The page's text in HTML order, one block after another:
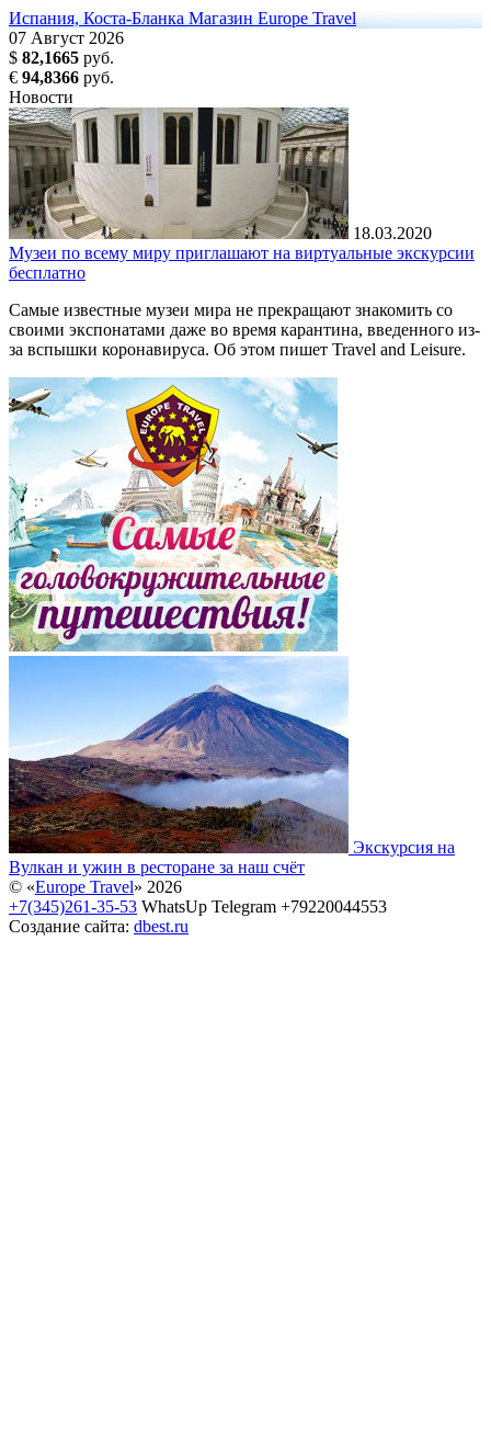
Испания, Коста-Бланка Магазин Europe Travel
07 Август 2026
$ 82,1665 руб.
€ 94,8366 руб.
Новости
18.03.2020
Музеи по всему миру приглашают на виртуальные экскурсии
бесплатно
Самые известные музеи мира не прекращают знакомить со
своими экспонатами даже во время карантина, введенного из-
за вспышки коронавируса. Об этом пишет Travel and Leisure.
Экскурсия на
Вулкан и ужин в ресторане за наш счёт
© «Europe Travel» 2026
+7(345)261-35-53 WhatsUp Telegram +79220044553
Создание сайта: dbest.ru